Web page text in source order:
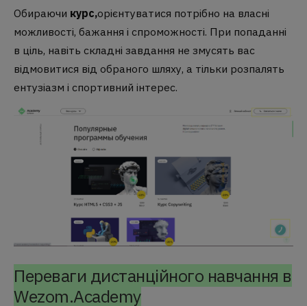
Обираючи курс,орієнтуватися потрібно на власні
можливості, бажання і спроможності. При попаданні
в ціль, навіть складні завдання не змусять вас
відмовитися від обраного шляху, а тільки розпалять
ентузіазм і спортивний інтерес.
Переваги дистанційного навчання в
Wezom.Academy